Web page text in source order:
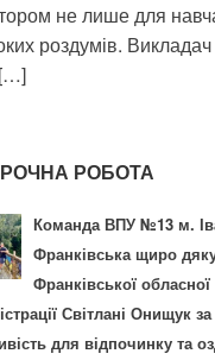
не лише для
роздумів. Викладач
[…]
РОБОТА
Команда ВПУ №13 м.
Франківська щиро
Франківської обласної
Світлані Онищук
для відпочинку та